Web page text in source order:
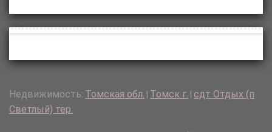
Недвижимость: Томская обл. Томск г. сдт Отдых (п
Светлый) тер.